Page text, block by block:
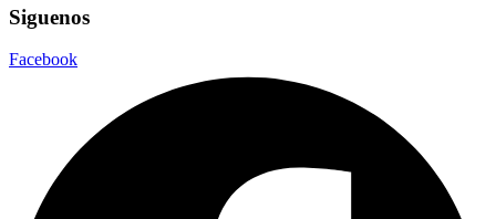
Siguenos
Facebook